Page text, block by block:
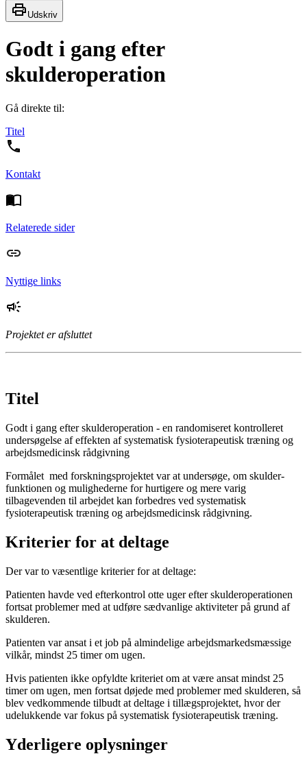
Udskriv
Godt i gang efter
skulderoperation
Gå direkte til:
Titel
Kontakt
Relaterede sider
Nyttige links
Projektet er afsluttet
Titel
Godt i gang efter skulderoperation - en randomiseret kontrolleret
undersøgelse af effekten af systematisk fysioterapeutisk træning og
arbejdsmedicinsk rådgivning
Formålet med forskningsprojektet var at undersøge, om skulder­
funktionen og mulighederne for hurtigere og mere varig
tilbagevenden til arbejdet kan forbedres ved systematisk
fysioterapeutisk træning og arbejdsmedicinsk rådgivning.
Kriterier for at deltage
Der var to væsentlige kriterier for at deltage:
Patienten havde ved efterkontrol otte uger efter skulderoperationen
fortsat problemer med at udføre sædvanlige aktiviteter på grund af
skulderen.
Patienten var ansat i et job på almindelige arbejdsmarkedsmæssige
vilkår, mindst 25 timer om ugen.
Hvis patienten ikke opfyldte kriteriet om at være ansat mindst 25
timer om ugen, men fortsat døjede med problemer med skulderen, så
blev vedkommende tilbudt at deltage i tillægsprojektet, hvor der
udelukkende var fokus på systematisk fysioterapeutisk træning.
Yderligere oplysninger